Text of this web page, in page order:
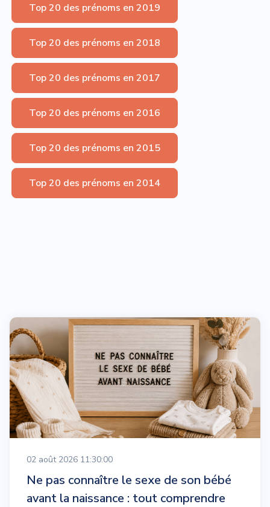
Top 20 des prénoms en 2019
Top 20 des prénoms en 2018
Top 20 des prénoms en 2017
Top 20 des prénoms en 2016
Top 20 des prénoms en 2015
Top 20 des prénoms en 2014
02 août 2026 11:30:00
Ne pas connaître le sexe de son bébé
avant la naissance : tout comprendre